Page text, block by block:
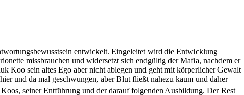
entwickelt. Eingeleitet wird die Entwicklung
missbrauchen und widersetzt sich endgültig der Mafia, nachdem er
Koo sein altes Ego aber nicht ablegen und geht mit körperlicher Gewalt
und da mal geschwungen, aber Blut fließt nahezu kaum und daher
seiner Entführung und der darauf folgenden Ausbildung. Der Rest